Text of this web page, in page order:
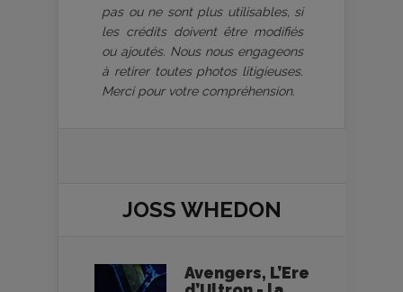
pas ou ne sont plus utilisables, si
les crédits doivent être modifiés
ou ajoutés. Nous nous engageons
à retirer toutes photos litigieuses.
Merci pour votre compréhension.
JOSS WHEDON
Avengers, L’Ere